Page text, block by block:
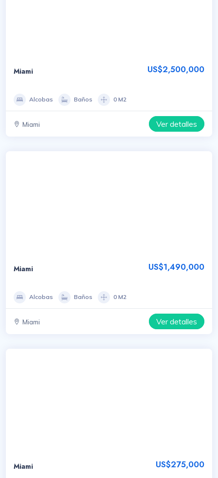
Miami US$2,500,000
Alcobas Baños 0 M2
Miami Ver detalles
Miami US$1,490,000
Alcobas Baños 0 M2
Miami Ver detalles
Miami US$275,000